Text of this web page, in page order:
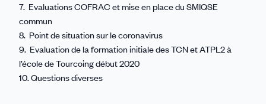
7. Evaluations COFRAC et mise en place du SMIQSE
commun
8. Point de situation sur le coronavirus
9. Evaluation de la formation initiale des TCN et ATPL2 à
l’école de Tourcoing début 2020
10. Questions diverses